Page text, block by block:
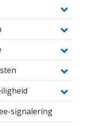
signalering